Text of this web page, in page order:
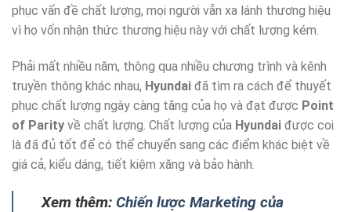
phục vấn đề chất lượng, mọi người vẫn xa lánh thương hiệu
vì họ vốn nhận thức thương hiệu này với chất lượng kém.
Phải mất nhiều năm, thông qua nhiều chương trình và kênh
truyền thông khác nhau, Hyundai đã tìm ra cách để thuyết
phục chất lượng ngày càng tăng của họ và đạt được Point
of Parity về chất lượng. Chất lượng của Hyundai được coi
là đã đủ tốt để có thể chuyển sang các điểm khác biệt về
giá cả, kiểu dáng, tiết kiệm xăng và bảo hành.
Xem thêm: Chiến lược Marketing của